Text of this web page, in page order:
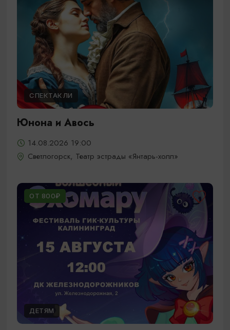
СПЕКТАКЛИ
Юнона и Авось
14.08.2026 19:00
Светлогорск, Театр эстрады «Янтарь-холл»
ОТ 800₽
ДЕТЯМ